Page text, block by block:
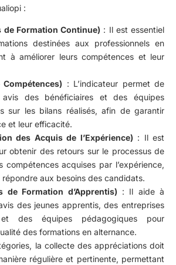
:
de Formation Continue) : Il est essentiel
destinées aux professionnels en
à améliorer leurs compétences et leur
: L’indicateur permet de
avis des bénéficiaires et des équipes
sur les bilans réalisés, afin de garantir
et leur efficacité.
des Acquis de l’Expérience) : Il est
obtenir des retours sur le processus de
compétences acquises par l’expérience,
aux besoins des candidats.
de Formation d’Apprentis) : Il aide à
des jeunes apprentis, des entreprises
et des équipes pédagogiques pour
des formations en alternance.
la collecte des appréciations doit
régulière et pertinente, permettant